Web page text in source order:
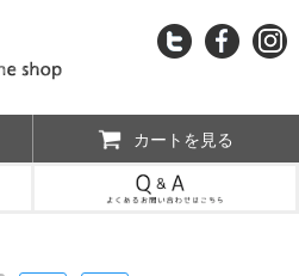
カートを見る